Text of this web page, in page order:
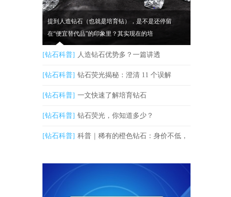
提到人造钻石（也就是培育钻），是不是还停留
在“便宜替代品”的印象里？其实现在的培
[钻石科普] 人造钻石优势多？一篇讲透
[钻石科普] 钻石荧光揭秘：澄清 11 个误解
[钻石科普] 一文快速了解培育钻石
[钻石科普] 钻石荧光，你知道多少？
[钻石科普] 科普｜稀有的橙色钻石：身价不低，